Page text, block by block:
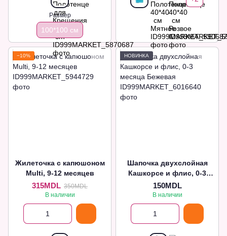
Размер
100*100 см
−10%
Жилеточка с капюшоном
Multi, 9-12 месяцев
315MDL 350MDL
В наличии
НОВИНКА
Шапочка двухслойная
Кашкорсе и флис, 0-3
месяца Бежевая
150MDL
В наличии